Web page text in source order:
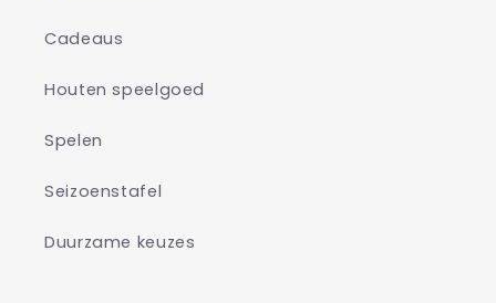
Cadeaus
Houten speelgoed
Spelen
Seizoenstafel
Duurzame keuzes